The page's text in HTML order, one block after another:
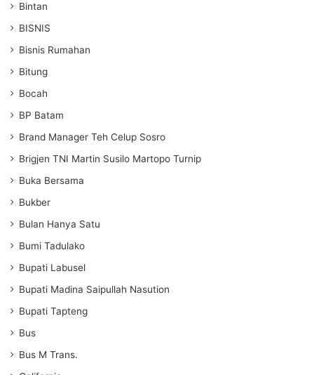
Bintan
BISNIS
Bisnis Rumahan
Bitung
Bocah
BP Batam
Brand Manager Teh Celup Sosro
Brigjen TNI Martin Susilo Martopo Turnip
Buka Bersama
Bukber
Bulan Hanya Satu
Bumi Tadulako
Bupati Labusel
Bupati Madina Saipullah Nasution
Bupati Tapteng
Bus
Bus M Trans.